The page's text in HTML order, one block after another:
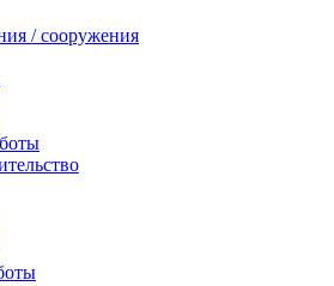
/ сооружения